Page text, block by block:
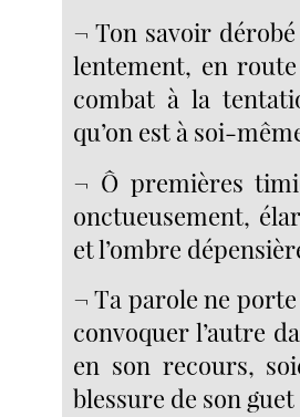
¬ Ton savoir
lentement, en
combat à la
qu’on est à soi-
¬ Ô premières
onctueusement,
et l’ombre
¬ Ta parole ne
convoquer l’autre
en son recours,
blessure de son guet